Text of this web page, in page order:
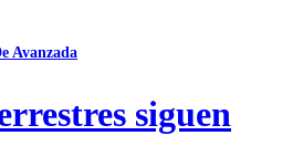
Avanzada
siguen